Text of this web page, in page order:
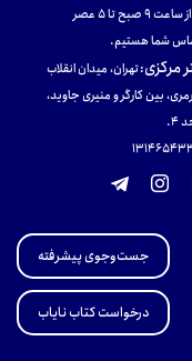
صبح تا ۵ عصر
شما هستیم.
مرکزی:تهران، میدان انقلاب
بین کارگر و منیری جاوید،
جست‌وجوی پیشرفته
درخواست کتاب نایاب